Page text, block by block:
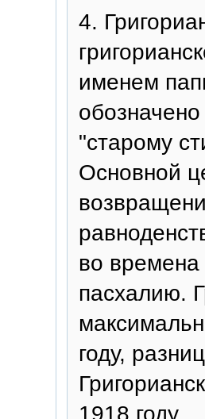
4.
именем
"старому
Основной
во времена
пасхалию.
году,
1918 году.